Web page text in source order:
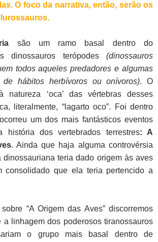
O foco da narrativa, então, serão os
são um ramo basal dentro do
dinossauros terópodes (dinossauros
todos aqueles predadores e algumas
de hábitos herbívoros ou onívoros). O
natureza ‘oca’ das vértebras desses
literalmente, “lagarto oco”. Foi dentro
um dos mais fantásticos eventos
história dos vertebrados terrestres: A
. Ainda que haja alguma controvérsia
dinossauriana teria dado origem às aves
consolidado que ela teria pertencido a
sobre “A Origem das Aves” discorremos
a linhagem dos poderosos tiranossauros
o grupo mais basal dentro de